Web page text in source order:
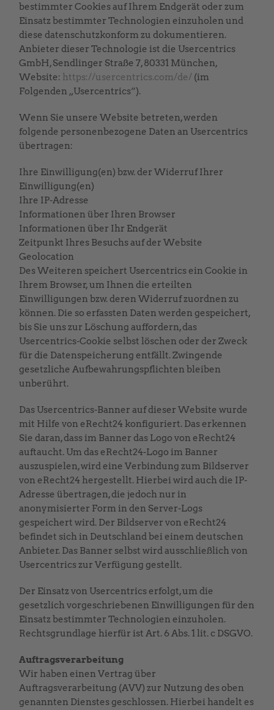
bestimmter Cookies auf Ihrem Endgerät oder zum
Einsatz bestimmter Technologien einzuholen und
diese datenschutzkonform zu dokumentieren.
Anbieter dieser Technologie ist die Usercentrics
GmbH, Sendlinger Straße 7, 80331 München,
Website: https://usercentrics.com/de/ (im
Folgenden „Usercentrics“).
Wenn Sie unsere Website betreten, werden
folgende personenbezogene Daten an Usercentrics
übertragen:
Ihre Einwilligung(en) bzw. der Widerruf Ihrer
Einwilligung(en)
Ihre IP-Adresse
Informationen über Ihren Browser
Informationen über Ihr Endgerät
Zeitpunkt Ihres Besuchs auf der Website
Geolocation
Des Weiteren speichert Usercentrics ein Cookie in
Ihrem Browser, um Ihnen die erteilten
Einwilligungen bzw. deren Widerruf zuordnen zu
können. Die so erfassten Daten werden gespeichert,
bis Sie uns zur Löschung auffordern, das
Usercentrics-Cookie selbst löschen oder der Zweck
für die Datenspeicherung entfällt. Zwingende
gesetzliche Aufbewahrungspflichten bleiben
unberührt.
Das Usercentrics-Banner auf dieser Website wurde
mit Hilfe von eRecht24 konfiguriert. Das erkennen
Sie daran, dass im Banner das Logo von eRecht24
auftaucht. Um das eRecht24-Logo im Banner
auszuspielen, wird eine Verbindung zum Bildserver
von eRecht24 hergestellt. Hierbei wird auch die IP-
Adresse übertragen, die jedoch nur in
anonymisierter Form in den Server-Logs
gespeichert wird. Der Bildserver von eRecht24
befindet sich in Deutschland bei einem deutschen
Anbieter. Das Banner selbst wird ausschließlich von
Usercentrics zur Verfügung gestellt.
Der Einsatz von Usercentrics erfolgt, um die
gesetzlich vorgeschriebenen Einwilligungen für den
Einsatz bestimmter Technologien einzuholen.
Rechtsgrundlage hierfür ist Art. 6 Abs. 1 lit. c DSGVO.
Auftragsverarbeitung
Wir haben einen Vertrag über
Auftragsverarbeitung (AVV) zur Nutzung des oben
genannten Dienstes geschlossen. Hierbei handelt es